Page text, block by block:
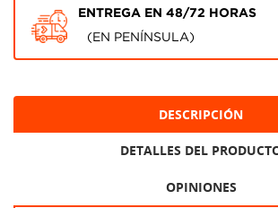
ENTREGA EN 48/72 HORAS
(EN PENÍNSULA)
DESCRIPCIÓN
DETALLES DEL
OPINIONES